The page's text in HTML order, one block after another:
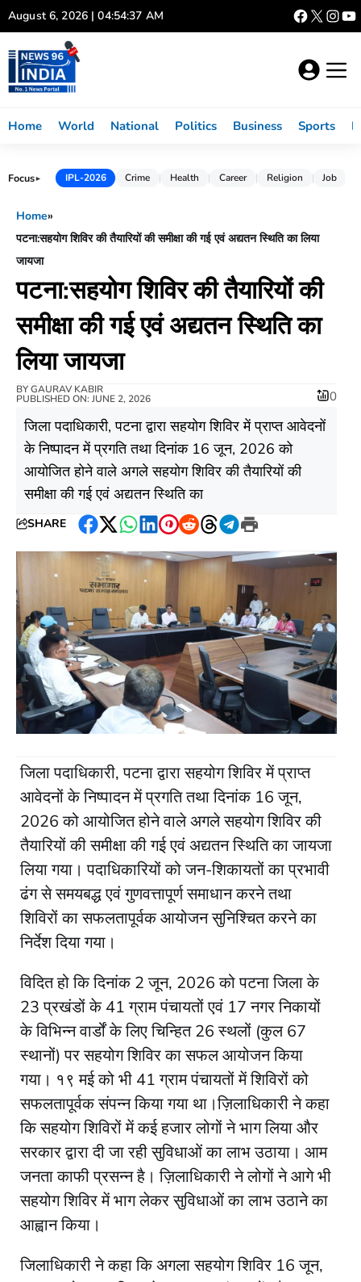
Skip
to
content
August 6, 2026 | 04:54:37 AM
Home World National Politics Business Sports
Focus► IPL-2026 Crime Health Career Religion Job
Home»
पटना:सहयोग शिविर की तैयारियों की समीक्षा की गई एवं अद्यतन स्थिति का लिया
जायजा
पटना:सहयोग शिविर की तैयारियों की
समीक्षा की गई एवं अद्यतन स्थिति का
लिया जायजा
BYGAURAV KABIR
PUBLISHED ON: JUNE 2, 2026 0
जिला पदाधिकारी, पटना द्वारा सहयोग शिविर में प्राप्त आवेदनों
के निष्पादन में प्रगति तथा दिनांक 16 जून, 2026 को
आयोजित होने वाले अगले सहयोग शिविर की तैयारियों की
समीक्षा की गई एवं अद्यतन स्थिति का
SHARE
Facebook
Twitter
WhatsApp
LinkedIn
Pinterest
RedditThreads
Telegram
Print
जिला पदाधिकारी, पटना द्वारा सहयोग शिविर में प्राप्त
आवेदनों के निष्पादन में प्रगति तथा दिनांक 16 जून,
2026 को आयोजित होने वाले अगले सहयोग शिविर की
तैयारियों की समीक्षा की गई एवं अद्यतन स्थिति का जायजा
लिया गया। पदाधिकारियों को जन-शिकायतों का प्रभावी
ढंग से समयबद्ध एवं गुणवत्तापूर्ण समाधान करने तथा
शिविरों का सफलतापूर्वक आयोजन सुनिश्चित करने का
निर्देश दिया गया।
विदित हो कि दिनांक 2 जून, 2026 को पटना जिला के
23 प्रखंडों के 41 ग्राम पंचायतों एवं 17 नगर निकायों
के विभिन्न वार्डों के लिए चिन्हित 26 स्थलों (कुल 67
स्थानों) पर सहयोग शिविर का सफल आयोजन किया
गया। १९ मई को भी 41 ग्राम पंचायतों में शिविरों को
सफलतापूर्वक संपन्न किया गया था।ज़िलाधिकारी ने कहा
कि सहयोग शिविरों में कई हजार लोगों ने भाग लिया और
सरकार द्वारा दी जा रही सुविधाओं का लाभ उठाया। आम
जनता काफी प्रसन्न है। ज़िलाधिकारी ने लोगों ने आगे भी
सहयोग शिविर में भाग लेकर सुविधाओं का लाभ उठाने का
आह्वान किया।
जिलाधिकारी ने कहा कि अगला सहयोग शिविर 16 जून,